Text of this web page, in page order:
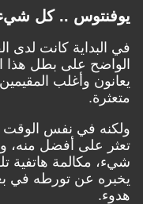
يوفنتوس .. كل
في البداية كانت لدى
الواضح على بطل هذا
يعانون وأغلب
متعثرة.
ولكنه في نفس الوقت
تعثر على أفضل منه،
شيء، مكالمة هاتفية
يخبره عن تورطه في
هدوء.